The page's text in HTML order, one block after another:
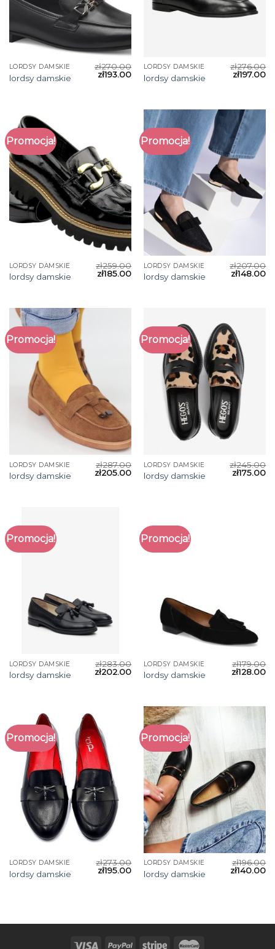
LORDSY DAMSKIE
lordsy damskie
zł270.00
zł193.00
LORDSY DAMSKIE
lordsy damskie
zł276.00
zł197.00
Promocja!
LORDSY DAMSKIE
lordsy damskie
zł259.00
zł185.00
Promocja!
LORDSY DAMSKIE
lordsy damskie
zł207.00
zł148.00
Promocja!
LORDSY DAMSKIE
lordsy damskie
zł287.00
zł205.00
Promocja!
LORDSY DAMSKIE
lordsy damskie
zł245.00
zł175.00
Promocja!
LORDSY DAMSKIE
lordsy damskie
zł283.00
zł202.00
Promocja!
LORDSY DAMSKIE
lordsy damskie
zł179.00
zł128.00
Promocja!
LORDSY DAMSKIE
lordsy damskie
zł273.00
zł195.00
Promocja!
LORDSY DAMSKIE
lordsy damskie
zł196.00
zł140.00